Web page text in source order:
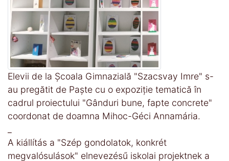
Elevii de la Școala Gimnazială "Szacsvay Imre" s-
au pregătit de Paște cu o expoziție tematică în
cadrul proiectului "Gânduri bune, fapte concrete"
coordonat de doamna Mihoc-Géci Annamária.
A kiállítás a "Szép gondolatok, konkrét
megvalósulások" elnevezésű iskolai projektnek a